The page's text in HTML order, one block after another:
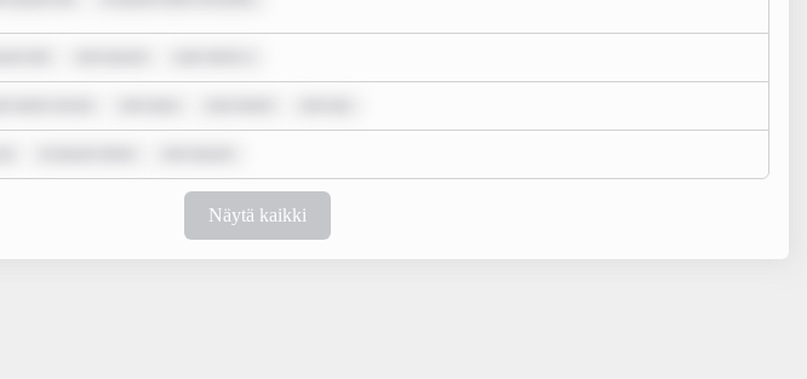
Näytä kaikki